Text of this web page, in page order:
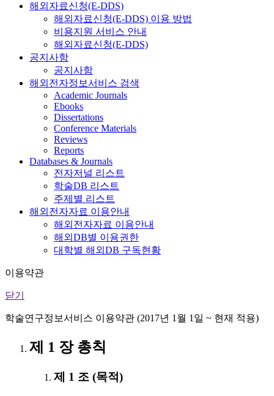
해외자료신청(E-DDS)
해외자료신청(E-DDS) 이용 방법
비용지원 서비스 안내
해외자료신청(E-DDS)
공지사항
공지사항
해외전자정보서비스 검색
Academic Journals
Ebooks
Dissertations
Conference Materials
Reviews
Reports
Databases & Journals
전자저널 리스트
학술DB 리스트
주제별 리스트
해외전자자료 이용안내
해외전자자료 이용안내
해외DB별 이용권한
대학별 해외DB 구독현황
이용약관
닫기
학술연구정보서비스 이용약관 (2017년 1월 1일 ~ 현재 적용)
제 1 장 총칙
제 1 조 (목적)